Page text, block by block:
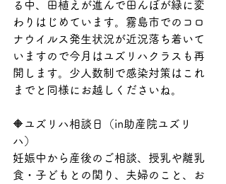
る中、田植えが進んで田んぼが緑に変
わりはじめています。霧島市でのコロ
ナウイルス発生状況が近況落ち着いて
いますので今月はユズリハクラスも再
開します。少人数制で感染対策はこれ
までと同様にお越しくださいね。
🔶ユズリハ相談日（in助産院ユズリ
ハ）
妊娠中から産後のご相談、授乳や離乳
食・子どもとの関り、夫婦のこと、お